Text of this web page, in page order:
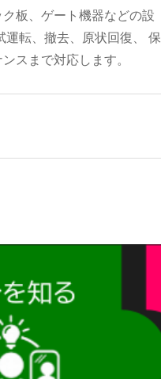
板、ゲート機器などの設
運転、撤去、原状回復、 保
スまで対応します。